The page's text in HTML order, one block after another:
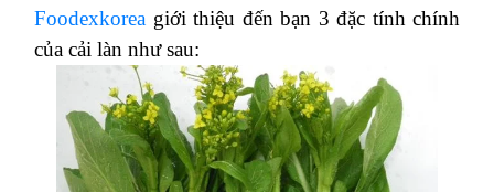
Foodexkorea giới thiệu đến bạn 3 đặc tính chính
của cải làn như sau: